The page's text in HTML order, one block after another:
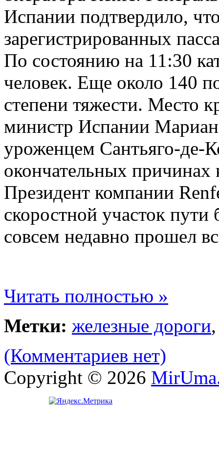
Испании подтвердило,
зарегистрированных
По состоянию на 11:30
человек. Еще около 140
степени тяжести. Место
министр Испании
уроженцем Сантьяго-де-
окончательных
Президент компании
скоростной участок
совсем недавно прошел
Читать полностью »
Метки: железные дороги
(Комментариев нет)
Copyright © 2026